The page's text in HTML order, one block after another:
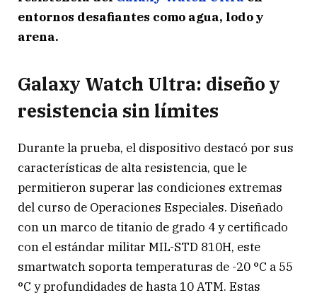
entornos desafiantes como agua, lodo y
arena.
Galaxy Watch Ultra: diseño y
resistencia sin límites
Durante la prueba, el dispositivo destacó por sus
características de alta resistencia, que le
permitieron superar las condiciones extremas
del curso de Operaciones Especiales. Diseñado
con un marco de titanio de grado 4 y certificado
con el estándar militar MIL-STD 810H, este
smartwatch soporta temperaturas de -20 °C a 55
°C y profundidades de hasta 10 ATM. Estas